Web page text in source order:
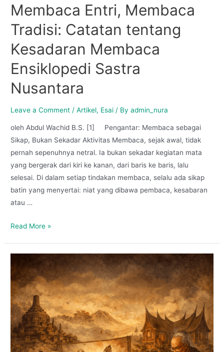
Membaca Entri, Membaca
Tradisi: Catatan tentang
Kesadaran Membaca
Ensiklopedi Sastra
Nusantara
Leave a Comment /Artikel, Esai / Byadmin_nura
oleh Abdul Wachid B.S. [1] Pengantar: Membaca sebagai
Sikap, Bukan Sekadar Aktivitas Membaca, sejak awal, tidak
pernah sepenuhnya netral. Ia bukan sekadar kegiatan mata
yang bergerak dari kiri ke kanan, dari baris ke baris, lalu
selesai. Di dalam setiap tindakan membaca, selalu ada sikap
batin yang menyertai: niat yang dibawa pembaca, kesabaran
atau …
Read More »